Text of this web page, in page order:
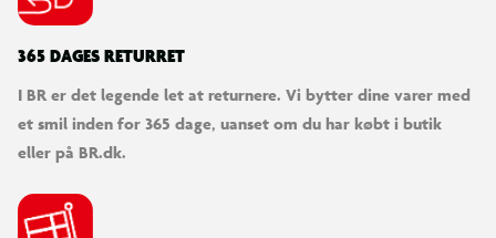
365 DAGES RETURRET
I BR er det legende let at returnere. Vi bytter dine varer med
et smil inden for 365 dage, uanset om du har købt i butik
eller på BR.dk.